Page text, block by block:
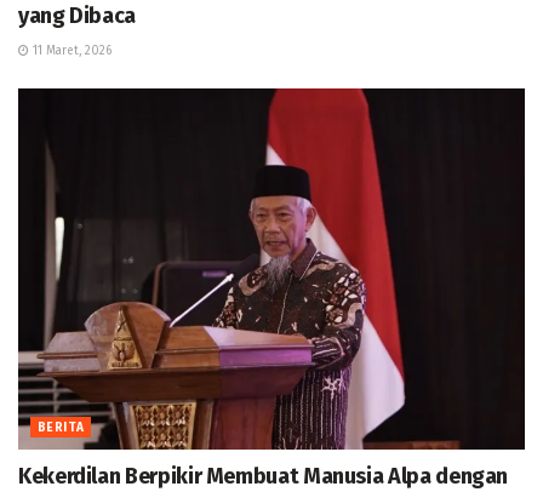
yang Dibaca
11 Maret, 2026
BERITA
Kekerdilan Berpikir Membuat Manusia Alpa dengan